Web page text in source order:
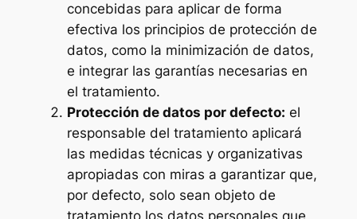
concebidas para aplicar de forma
efectiva los principios de protección de
datos, como la minimización de datos,
e integrar las garantías necesarias en
el tratamiento.
Protección de datos por defecto: el
responsable del tratamiento aplicará
las medidas técnicas y organizativas
apropiadas con miras a garantizar que,
por defecto, solo sean objeto de